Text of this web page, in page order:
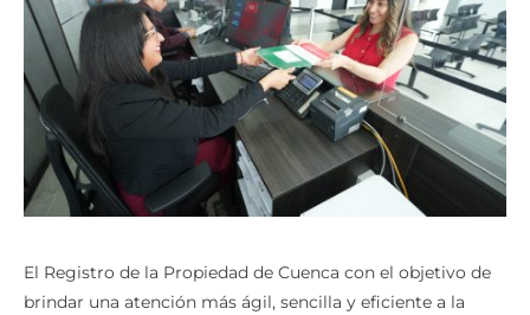
El Registro de la Propiedad de Cuenca con el objetivo de
brindar una atención más ágil, sencilla y eficiente a la